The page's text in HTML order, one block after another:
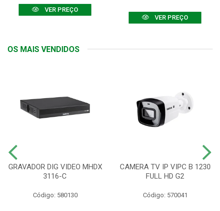
VER PREÇO
VER PREÇO
OS MAIS VENDIDOS
GRAVADOR DIG VIDEO MHDX
3116-C
Código: 580130
CAMERA TV IP VIPC B 1230
FULL HD G2
Código: 570041